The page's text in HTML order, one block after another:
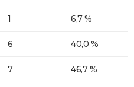
1 6,7 %
6 40,0 %
7 46,7 %